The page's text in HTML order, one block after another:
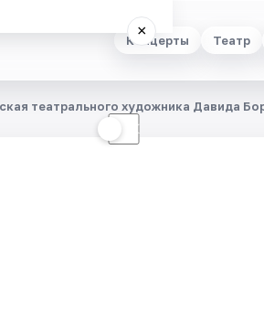
Концерты Театр
×
☾
театрального художника Давида